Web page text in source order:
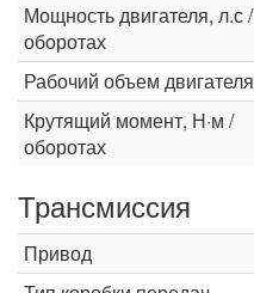
Мощность двигателя, л.с /
оборотах
Рабочий объем двигателя
Крутящий момент, Н·м /
оборотах
Трансмиссия
Привод